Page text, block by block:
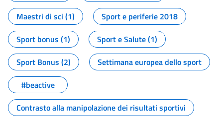
Maestri di sci (1)
Sport e periferie 2018
Sport bonus (1)
Sport e Salute (1)
Sport Bonus (2)
Settimana europea dello sport
#beactive
Contrasto alla manipolazione dei risultati sportivi